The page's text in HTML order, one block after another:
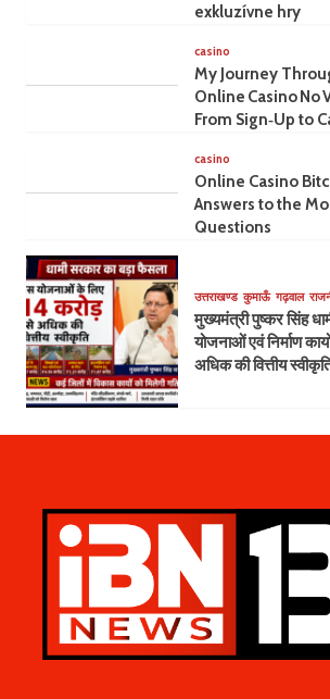
exkluzívne hry
casino
My Journey
Online Casino No
From Sign‑Up to
casino
Online Casino
Answers to the
Questions
उत्तराखण्ड कुमाऊँ गढ़वाल
मुख्यमंत्री पुष्कर सिंह
योजनाओं एवं निर्माण
अधिक की वित्तीय